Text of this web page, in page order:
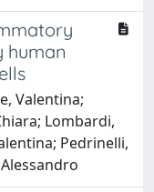
human
Valentina;
Lombardi,
Pedrinelli,